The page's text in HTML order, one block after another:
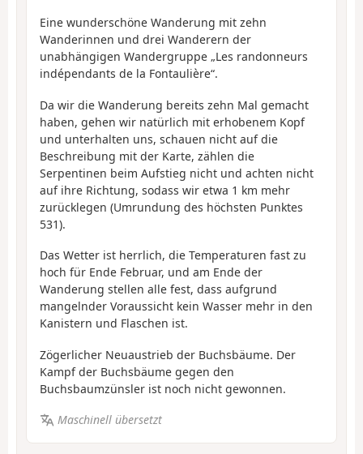
Eine wunderschöne Wanderung mit zehn
Wanderinnen und drei Wanderern der
unabhängigen Wandergruppe „Les randonneurs
indépendants de la Fontaulière“.
Da wir die Wanderung bereits zehn Mal gemacht
haben, gehen wir natürlich mit erhobenem Kopf
und unterhalten uns, schauen nicht auf die
Beschreibung mit der Karte, zählen die
Serpentinen beim Aufstieg nicht und achten nicht
auf ihre Richtung, sodass wir etwa 1 km mehr
zurücklegen (Umrundung des höchsten Punktes
531).
Das Wetter ist herrlich, die Temperaturen fast zu
hoch für Ende Februar, und am Ende der
Wanderung stellen alle fest, dass aufgrund
mangelnder Voraussicht kein Wasser mehr in den
Kanistern und Flaschen ist.
Zögerlicher Neuaustrieb der Buchsbäume. Der
Kampf der Buchsbäume gegen den
Buchsbaumzünsler ist noch nicht gewonnen.
Maschinell übersetzt